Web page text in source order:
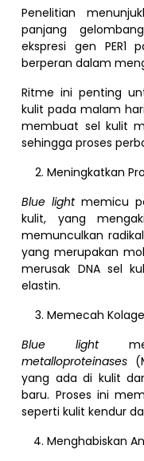
Penelitian
panjang
ekspresi gen PER1
berperan dalam
Ritme ini penting
kulit pada malam
membuat sel kulit
sehingga proses
Meningkatkan
Blue lightmemicu
kulit, yang
memunculkan
yang merupakan
merusak DNA sel
elastin.
Memecah
Blue light
metalloproteinases
yang ada di kulit
baru. Proses ini
seperti kulit kendur
Menghabiskan